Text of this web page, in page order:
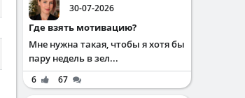
30-07-2026
Где взять мотивацию?
Мне нужна такая, чтобы я хотя бы
пару недель в зел...
6 67